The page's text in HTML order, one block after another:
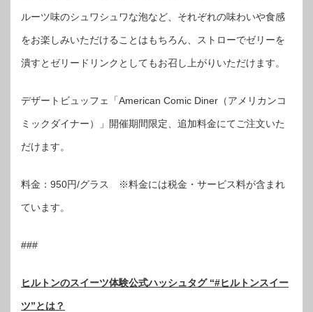
ルーツ味のシュワシュワな泡など、それぞれの味わいや食感
をお楽しみいただけることはもちろん、ストローでゼリーを
潰すとゼリードリンクとしてもお召し上がりいただけます。
デザートビュッフェ「American Comic Diner（アメリカンコ
ミックダイナー）」開催期間限定、追加料金にてご注文いた
だけます。
料金：950円/グラス ※料金には税金・サービス料が含まれ
ています。
###
ヒルトンのスイーツ体験公式ハッシュタグ “#ヒルトンスイー
ツ”とは？